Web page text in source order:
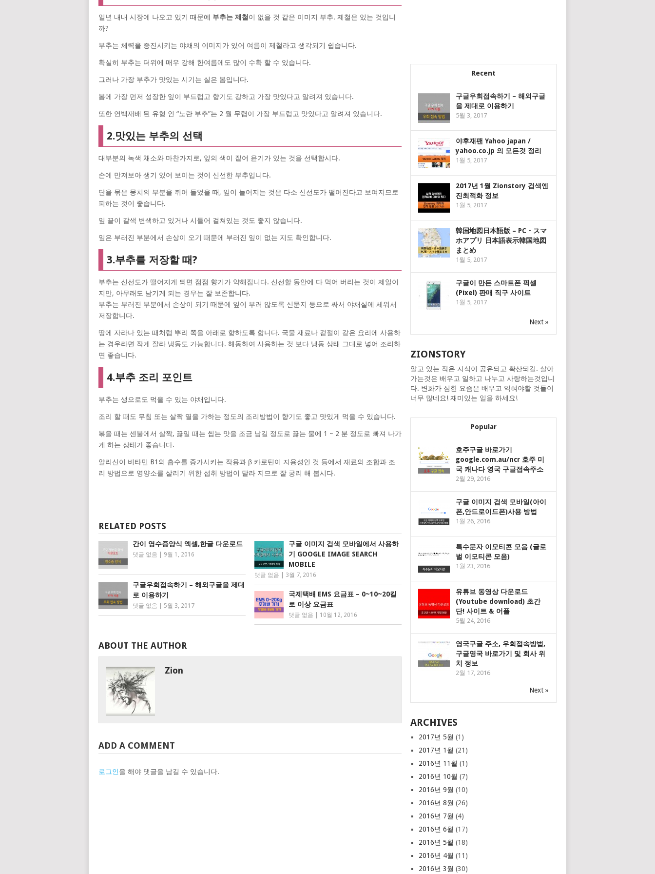
일년 내내 시장에 나오고 있기 때문에 부추는 제철 이 없을 것 같은 이미지 부추. 제철은 있는 것입니
까?
부추는 체력을 증진시키는 야채의 이미지가 있어 여름이 제철라고 생각되기 쉽습니다.
확실히 부추는 더위에 매우 강해 한여름에도 많이 수확 할 수 있습니다.
그러나 가장 부추가 맛있는 시기는 실은 봄입니다.
봄에 가장 먼저 성장한 잎이 부드럽고 향기도 강하고 가장 맛있다고 알려져 있습니다.
또한 연백재배 된 유형 인 “노란 부추”는 2 월 무렵이 가장 부드럽고 맛있다고 알려져 있습니다.
2.맛있는 부추의 선택
대부분의 녹색 채소와 마찬가지로, 잎의 색이 짙어 윤기가 있는 것을 선택합시다.
손에 만져보아 생기 있어 보이는 것이 신선한 부추입니다.
단을 묶은 뭉치의 부분을 쥐어 들었을 때, 잎이 늘어지는 것은 다소 신선도가 떨어진다고 보여지므로
피하는 것이 좋습니다.
잎 끝이 갈색 변색하고 있거나 시들어 걸쳐있는 것도 좋지 않습니다.
잎은 부러진 부분에서 손상이 오기 때문에 부러진 잎이 없는 지도 확인합니다.
3.부추를 저장할 때?
부추는 신선도가 떨어지게 되면 점점 향기가 약해집니다. 신선할 동안에 다 먹어 버리는 것이 제일이
지만, 아무래도 남기게 되는 경우는 잘 보존합니다.
부추는 부러진 부분에서 손상이 되기 때문에 잎이 부러 않도록 신문지 등으로 싸서 야채실에 세워서
저장합니다.
땅에 자라나 있는 때처럼 뿌리 쪽을 아래로 향하도록 합니다. 국물 재료나 겉절이 같은 요리에 사용하
는 경우라면 작게 잘라 냉동도 가능합니다. 해동하여 사용하는 것 보다 냉동 상태 그대로 넣어 조리하
면 좋습니다.
4.부추 조리 포인트
부추는 생으로도 먹을 수 있는 야채입니다.
조리 할 때도 무침 또는 살짝 열을 가하는 정도의 조리방법이 향기도 좋고 맛있게 먹을 수 있습니다.
볶을 때는 센불에서 살짝, 끓일 때는 씹는 맛을 조금 남길 정도로 끓는 물에 1 ~ 2 분 정도로 빠져 나가
게 하는 상태가 좋습니다.
알리신이 비타민 B1의 흡수를 증가시키는 작용과 β 카로틴이 지용성인 것 등에서 재료의 조합과 조
리 방법으로 영양소를 살리기 위한 섭취 방법이 달라 지므로 잘 궁리 해 봅시다.
RELATED POSTS
간이 영수증양식 엑셀,한글 다운로드
댓글 없음 9월 1, 2016
구글 이미지 검색 모바일에서 사용하
기 GOOGLE IMAGE SEARCH
MOBILE
댓글 없음 3월 7, 2016
구글우회접속하기 – 해외구글을 제대
로 이용하기
댓글 없음 5월 3, 2017
국제택배 EMS 요금표 – 0~10~20킬
로 이상 요금표
댓글 없음 10월 12, 2016
ABOUT THE AUTHOR
Zion
ADD A COMMENT
로그인을 해야 댓글을 남길 수 있습니다.
Recent
구글우회접속하기 – 해외구글
을 제대로 이용하기
5월 3, 2017
야후재팬 Yahoo japan /
yahoo.co.jp 의 모든것 정리
1월 5, 2017
2017년 1월 Zionstory 검색엔
진최적화 정보
1월 5, 2017
韓国地図日本語版 – PC・スマ
ホアプリ 日本語表示韓国地図
まとめ
1월 5, 2017
구글이 만든 스마트폰 픽셀
(Pixel) 판매 직구 사이트
1월 5, 2017
Next »
ZIONSTORY
알고 있는 작은 지식이 공유되고 확산되길. 살아
가는것은 배우고 일하고 나누고 사랑하는것입니
다. 변화가 심한 요즘은 배우고 익혀야할 것들이
너무 많네요! 재미있는 일을 하세요!
Popular
호주구글 바로가기
google.com.au/ncr 호주 미
국 캐나다 영국 구글접속주소
2월 29, 2016
구글 이미지 검색 모바일(아이
폰,안드로이드폰)사용 방법
1월 26, 2016
특수문자 이모티콘 모음 (글로
벌 이모티콘 모음)
1월 23, 2016
유튜브 동영상 다운로드
(Youtube download) 초간
단! 사이트 & 어플
5월 24, 2016
영국구글 주소, 우회접속방법,
구글영국 바로가기 및 회사 위
치 정보
2월 17, 2016
Next »
ARCHIVES
2017년 5월 (1)
2017년 1월 (21)
2016년 11월 (1)
2016년 10월 (7)
2016년 9월 (10)
2016년 8월 (26)
2016년 7월 (4)
2016년 6월 (17)
2016년 5월 (18)
2016년 4월 (11)
2016년 3월 (30)